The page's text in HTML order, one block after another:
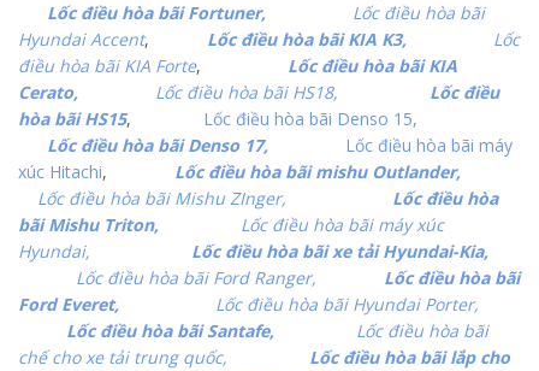
Lốc điều hòa bãi Fortuner,
Lốc điều hòa bãi
Hyundai Accent, Lốc điều hòa bãi KIA K3,
Lốc
điều hòa bãi KIA Forte, Lốc điều hòa bãi KIA
Cerato,
Lốc điều hòa bãi HS18,
Lốc điều
hòa bãi HS15, Lốc điều hòa bãi Denso 15,
Lốc điều hòa bãi Denso 17,
Lốc điều hòa bãi máy
xúc Hitachi,
Lốc điều hòa bãi mishu Outlander,
Lốc điều hòa bãi Mishu ZInger,
Lốc điều hòa
bãi Mishu Triton,
Lốc điều hòa bãi máy xúc
Hyundai,
Lốc điều hòa bãi xe tải Hyundai-Kia,
Lốc điều hòa bãi Ford Ranger,
Lốc điều hòa bãi
Ford Everet,
Lốc điều hòa bãi Hyundai Porter,
Lốc điều hòa bãi Santafe,
Lốc điều hòa bãi
chế cho xe tải trung quốc,
Lốc điều hòa bãi lắp cho